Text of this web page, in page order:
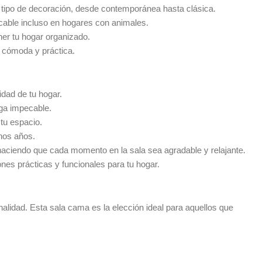
de decoración, desde contemporánea hasta clásica.
incluso en hogares con animales.
tu hogar organizado.
y práctica.
de tu hogar.
impecable.
espacio.
años.
que cada momento en la sala sea agradable y relajante.
prácticas y funcionales para tu hogar.
Esta sala cama es la elección ideal para aquellos que